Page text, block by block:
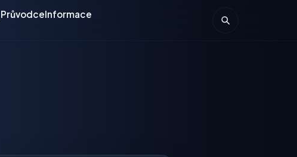
PrůvodceInformace